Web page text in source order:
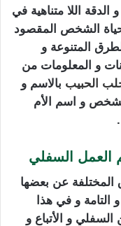
الدقة اللا متناهية في
الشخص المقصود
المتنوعة و
و المعلومات من
الحبيب بالاسم و
و اسم الأم
العمل السفلي
عن بعضها
و في هذا
و الأتباع و